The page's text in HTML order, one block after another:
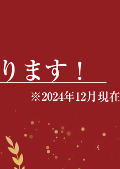
ます！
※2024年12月現在